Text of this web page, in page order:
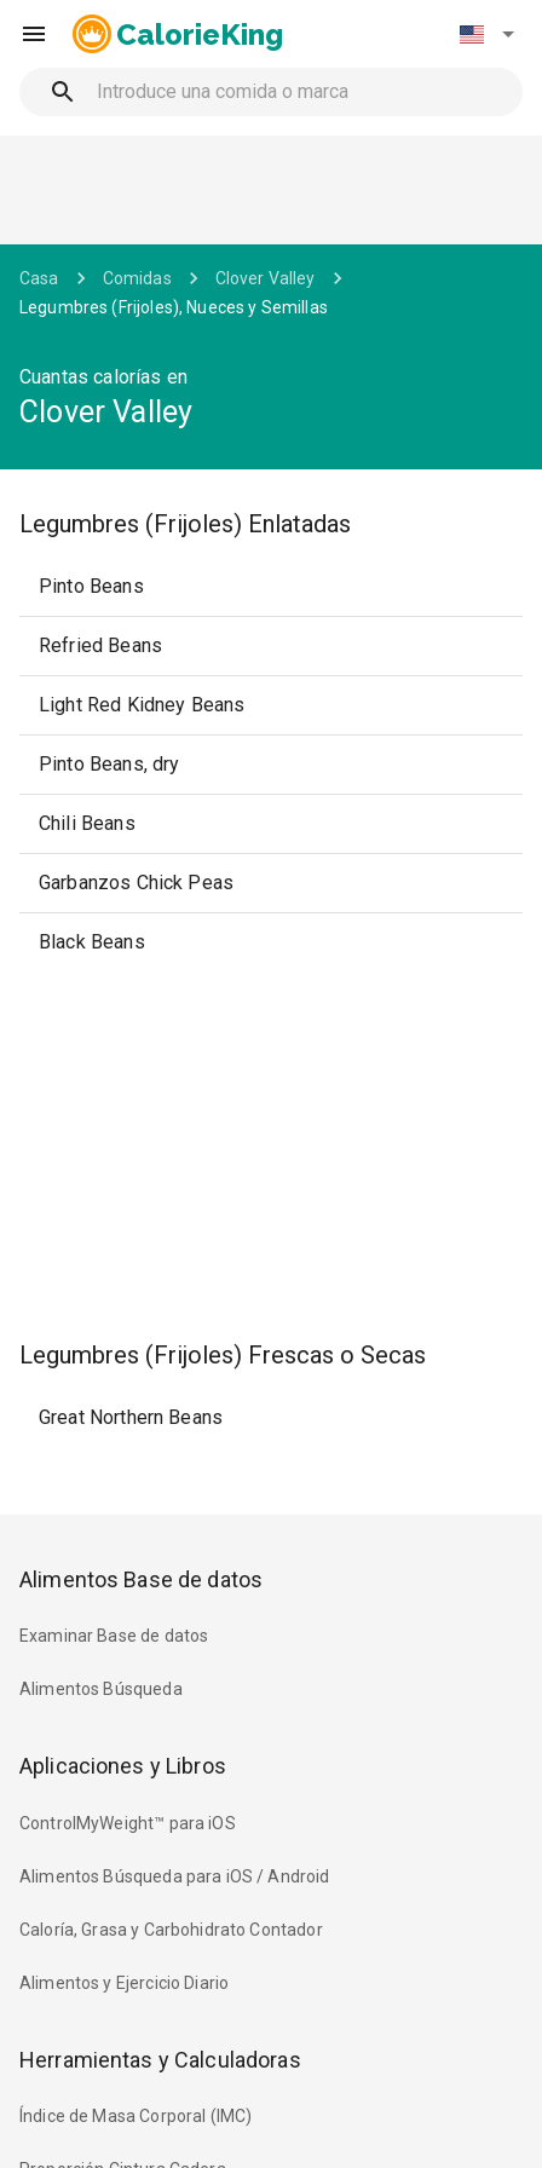
CalorieKing
Casa Comidas
Clover Valley
Legumbres (Frijoles), Nueces y Semillas
Cuantas calorías en
Clover Valley
Legumbres (Frijoles) Enlatadas
Pinto Beans
Refried Beans
Light Red Kidney Beans
Pinto Beans, dry
Chili Beans
Garbanzos Chick Peas
Black Beans
Legumbres (Frijoles) Frescas o Secas
Great Northern Beans
Alimentos Base de datos
Examinar Base de datos
Alimentos Búsqueda
Aplicaciones y Libros
ControlMyWeight™ para iOS
Alimentos Búsqueda para iOS / Android
Caloría, Grasa y Carbohidrato Contador
Alimentos y Ejercicio Diario
Herramientas y Calculadoras
Índice de Masa Corporal (IMC)